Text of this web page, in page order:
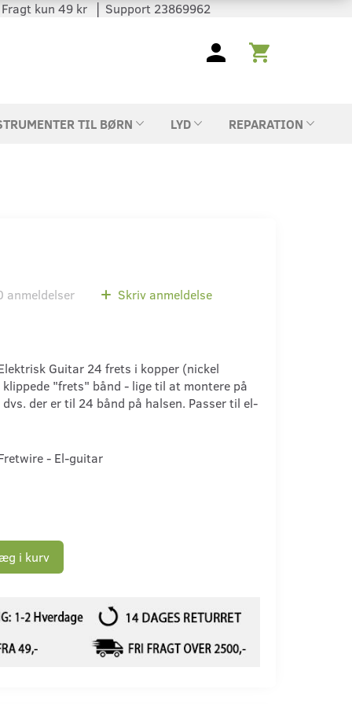
kun 49 kr │ Support 23869962
TIL BØRN LYD REPARATION
anmeldelser Skriv anmeldelse
Guitar 24 frets i kopper (nickel
"frets" bånd - lige til at montere på
der er til 24 bånd på halsen. Passer til el-
- El-guitar
i kurv